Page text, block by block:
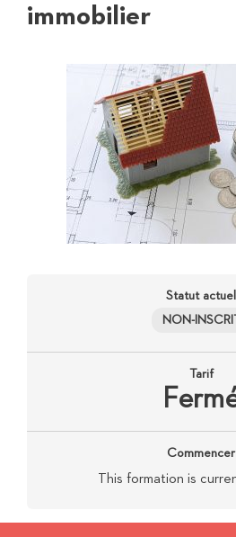
immobilier
Statut actuel
NON-INSCRIT
Tarif
Commencer
This formation is